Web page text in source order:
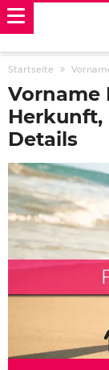
Startseite
Vorname
Herkunft,
Details